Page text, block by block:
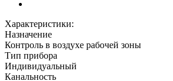
Характеристики:
Назначение
Контроль в воздухе рабочей зоны
Тип прибора
Индивидуальный
Канальность